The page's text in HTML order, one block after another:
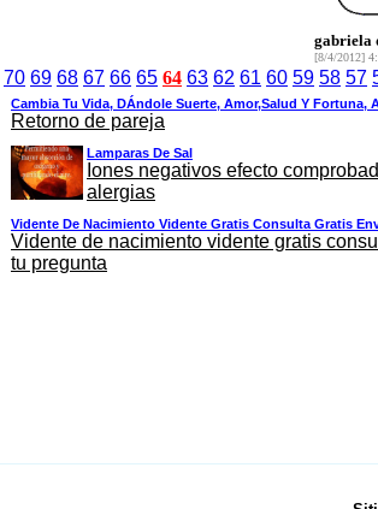
gabriela
[8/4/2012]
70 69 68 67 66 65 64 63 62 61 60 59 58 57
Cambia Tu Vida, DÁndole Suerte, Amor,salud Y Fortuna,
Retorno de pareja
Lamparas De Sal
Iones negativos efecto
alergias
Vidente De Nacimiento Vidente Gratis Consulta Gratis
Vidente de nacimiento vidente gratis
tu pregunta